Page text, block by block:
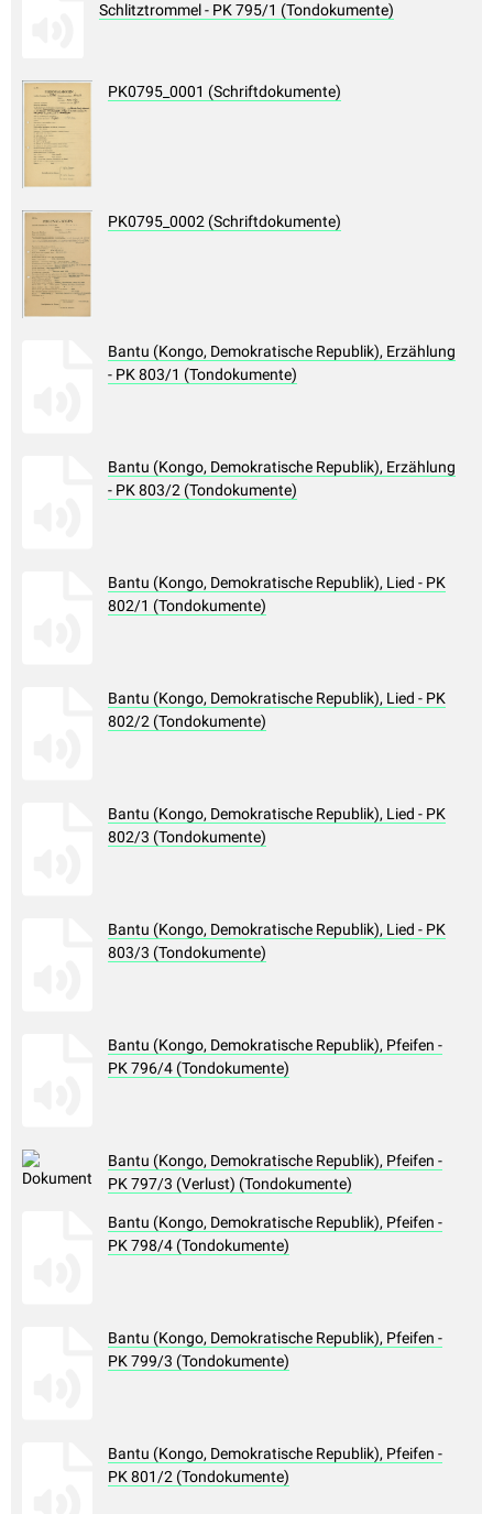
Schlitztrommel - PK 795/1 (Tondokumente)
PK0795_0001 (Schriftdokumente)
PK0795_0002 (Schriftdokumente)
Bantu (Kongo, Demokratische Republik), Erzählung
- PK 803/1 (Tondokumente)
Bantu (Kongo, Demokratische Republik), Erzählung
- PK 803/2 (Tondokumente)
Bantu (Kongo, Demokratische Republik), Lied - PK
802/1 (Tondokumente)
Bantu (Kongo, Demokratische Republik), Lied - PK
802/2 (Tondokumente)
Bantu (Kongo, Demokratische Republik), Lied - PK
802/3 (Tondokumente)
Bantu (Kongo, Demokratische Republik), Lied - PK
803/3 (Tondokumente)
Bantu (Kongo, Demokratische Republik), Pfeifen -
PK 796/4 (Tondokumente)
Bantu (Kongo, Demokratische Republik), Pfeifen -
PK 797/3 (Verlust) (Tondokumente)
Bantu (Kongo, Demokratische Republik), Pfeifen -
PK 798/4 (Tondokumente)
Bantu (Kongo, Demokratische Republik), Pfeifen -
PK 799/3 (Tondokumente)
Bantu (Kongo, Demokratische Republik), Pfeifen -
PK 801/2 (Tondokumente)